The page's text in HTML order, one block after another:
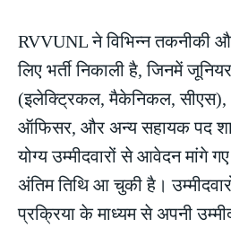
RVVUNL ने विभिन्न तकनीकी
लिए भर्ती निकाली है, जिनमें
(इलेक्ट्रिकल, मैकेनिकल,
ऑफिसर, और अन्य सहायक पद
योग्य उम्मीदवारों से आवेदन
अंतिम तिथि आ चुकी है।
प्रक्रिया के माध्यम से अपनी